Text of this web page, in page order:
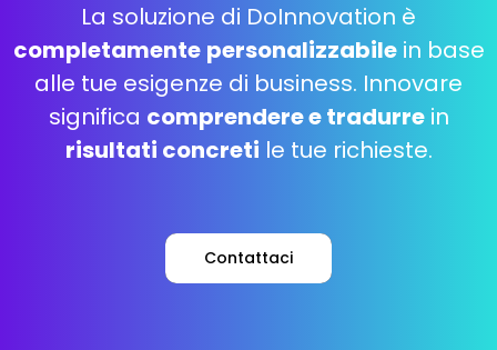
La soluzione di DoInnovation è
completamente personalizzabilein base
alle tue esigenze di business. Innovare
significa comprendere e tradurrein
risultati concreti le tue richieste.
Contattaci